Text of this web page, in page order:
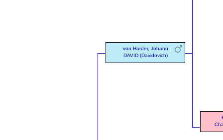
von Harder, Johann
DAVID (Davidovich)